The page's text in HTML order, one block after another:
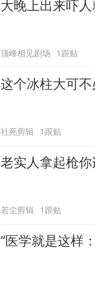
大晚上出来吓
顶峰相见剧场 1跟贴
这个冰柱大可
社死剪辑 1跟贴
老实人拿起枪
若尘剪辑 1跟贴
“医学就是这样